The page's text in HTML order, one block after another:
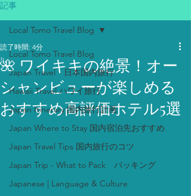
記事
Local Tomo Travel Blog
Japan Travel 日本国内旅行
Hawaii Travel ハワイ旅行
Japan Itinerary 国内旅行計画
Japan Where to Stay 国内宿泊先おすすめ
Japan Travel Tips 国内旅行のコツ
Japan Trip - What to Pack パッキング
Japanese | Language & Culture
Local Tomo Travel Blog
🌺 ワイキキの絶景！オー
シャンビューが楽しめる
おすすめ高評価ホテル5選
読了時間: 4分